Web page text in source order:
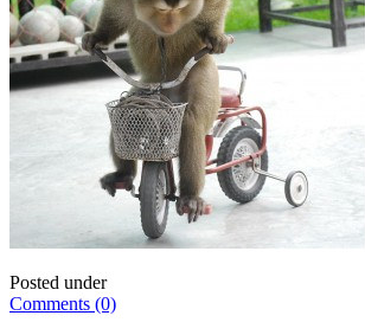
Posted under
Comments (0)